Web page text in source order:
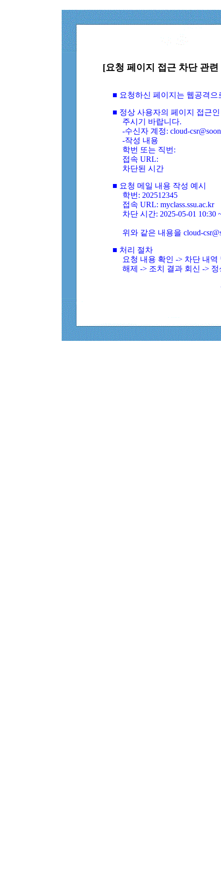
[요청 페이지 접근 차단 관
■ 요청하신 페이지는 웹공격
■ 정상 사용자의 페이지 접근
주시기 바랍니다.
-수신자 계정: cloud-
-작성 내용
학번 또는 직번:
접속 URL:
차단된 시간
■ 요청 메일 내용 작성 예시
학번: 202512345
접속 URL: myclass.ssu.ac.kr
차단 시간: 2025-05-01 10:30
위와 같은 내용을 cloud-
■ 처리 절차
요청 내용 확인 -> 차단 내
해제 -> 조치 결과 회신 ->